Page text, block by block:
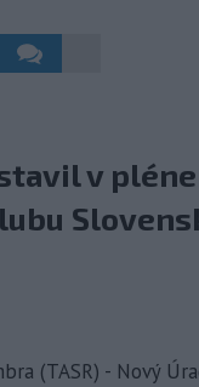
v
(TASR) - Nový